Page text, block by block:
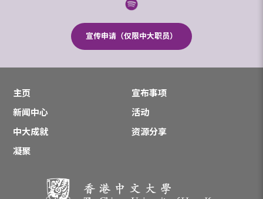
宣传申请（仅限中大职员）
主页
宣布事项
新闻中心
活动
中大成就
资源分享
凝聚